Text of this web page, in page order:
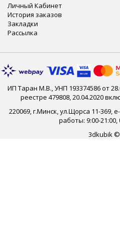
Личный Кабинет
История заказов
Закладки
Рассылка
ИП Таран М.В., УНП 193374586 от
реестре 479808, 20.04.2020
220069, г.Минск, ул.Щорса 11-369,
работы: 9:00-
3dkubik ©